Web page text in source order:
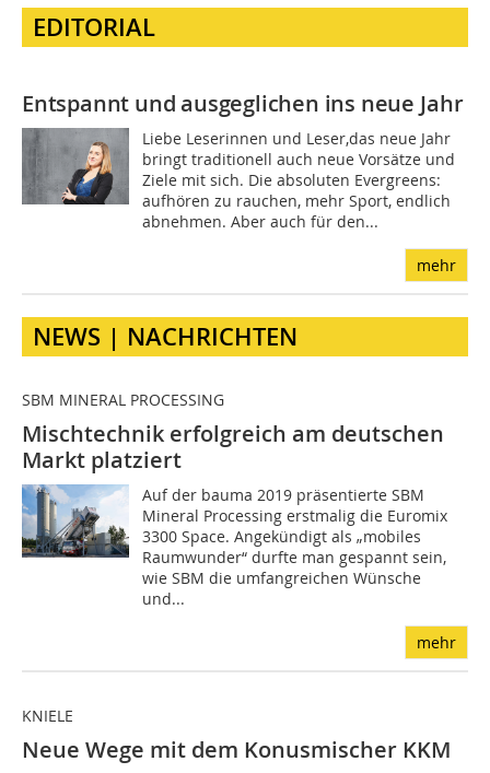
EDITORIAL
Entspannt und ausgeglichen ins neue Jahr
Liebe Leserinnen und Leser,das neue Jahr
bringt traditionell auch neue Vorsätze und
Ziele mit sich. Die absoluten Evergreens:
aufhören zu rauchen, mehr Sport, endlich
abnehmen. Aber auch für den...
mehr
NEWS | NACHRICHTEN
SBM MINERAL PROCESSING
Mischtechnik erfolgreich am deutschen
Markt platziert
Auf der bauma 2019 präsentierte SBM
Mineral Processing erstmalig die Euromix
3300 Space. Angekündigt als „mobiles
Raumwunder“ durfte man gespannt sein,
wie SBM die umfangreichen Wünsche
und...
mehr
KNIELE
Neue Wege mit dem Konusmischer KKM